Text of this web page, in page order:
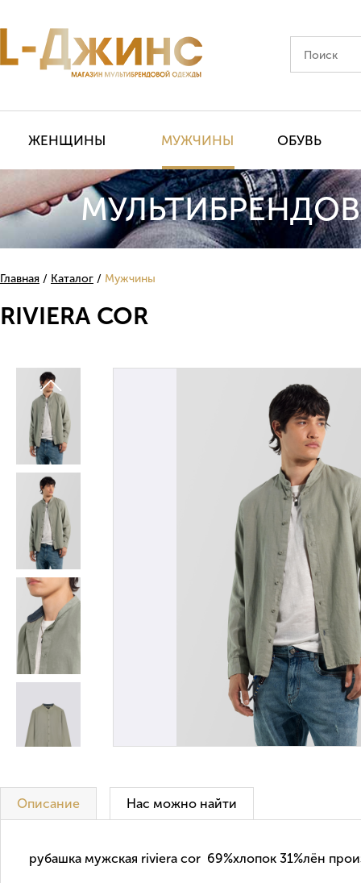
ЖЕНЩИНЫ МУЖЧИНЫ ОБУВЬ
Главная Каталог Мужчины
RIVIERA COR
Описание Нас можно найти
рубашка мужская riviera cor 69%хлопок 31%лён